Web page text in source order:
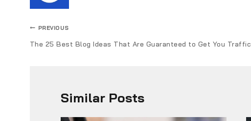
PREVIOUS
The 25 Best Blog Ideas That Are Guaranteed to Get You Traffic
Similar Posts